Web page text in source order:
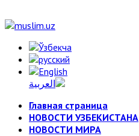
Главная страница
НОВОСТИ УЗБЕКИСТАНА
НОВОСТИ МИРА